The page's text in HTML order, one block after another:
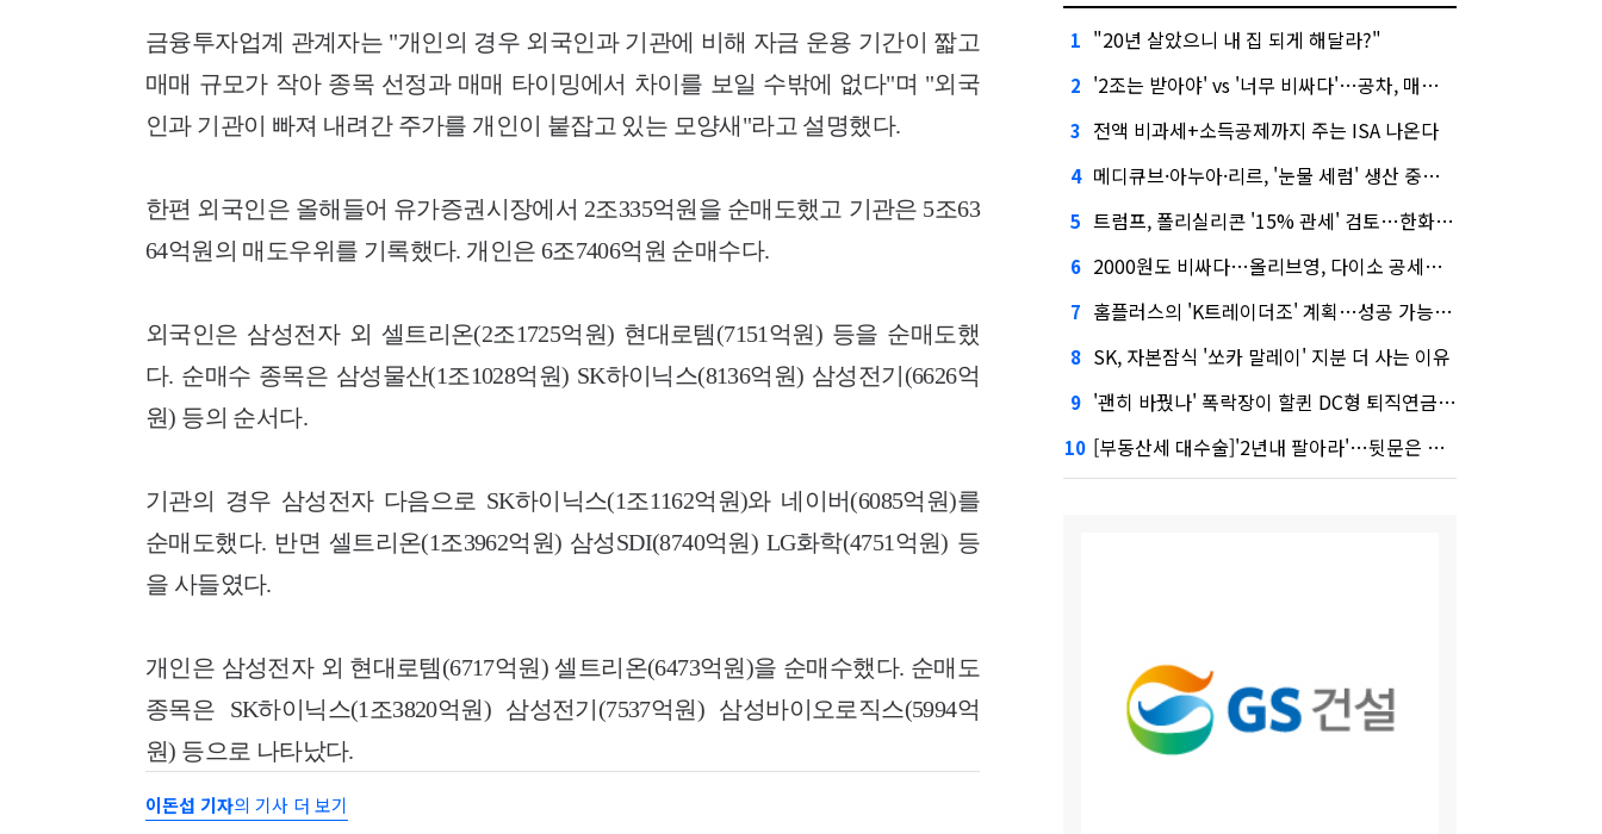
금융투자업계 관계자는 "개인의 경우 외국인과 기관에 비해 자금 운용 기간이 짧고
매매 규모가 작아 종목 선정과 매매 타이밍에서 차이를 보일 수밖에 없다"며 "외국
인과 기관이 빠져 내려간 주가를 개인이 붙잡고 있는 모양새"라고 설명했다.
한편 외국인은 올해들어 유가증권시장에서 2조335억원을 순매도했고 기관은 5조63
64억원의 매도우위를 기록했다. 개인은 6조7406억원 순매수다.
외국인은 삼성전자 외 셀트리온(2조1725억원) 현대로템(7151억원) 등을 순매도했
다. 순매수 종목은 삼성물산(1조1028억원) SK하이닉스(8136억원) 삼성전기(6626억
원) 등의 순서다.
기관의 경우 삼성전자 다음으로 SK하이닉스(1조1162억원)와 네이버(6085억원)를
순매도했다. 반면 셀트리온(1조3962억원) 삼성SDI(8740억원) LG화학(4751억원) 등
을 사들였다.
개인은 삼성전자 외 현대로템(6717억원) 셀트리온(6473억원)을 순매수했다. 순매도
종목은 SK하이닉스(1조3820억원) 삼성전기(7537억원) 삼성바이오로직스(5994억
원) 등으로 나타났다.
이돈섭 기자의 기사 더 보기
1 "20년 살았으니 내 집 되게 해달라?"
2 '2조는 받아야' vs '너무 비싸다'…공차, 매각 성공할까
3 전액 비과세+소득공제까지 주는 ISA 나온다
4 메디큐브·아누아·리르, '눈물 세럼' 생산 중단한다
5 트럼프, 폴리실리콘 '15% 관세' 검토…한화큐셀·OCI 영향은?
6 2000원도 비싸다…올리브영, 다이소 공세에 '가성비'로 맞불
7 홈플러스의 'K트레이더조' 계획…성공 가능성은 '글쎄'
8 SK, 자본잠식 '쏘카 말레이' 지분 더 사는 이유
9 '괜히 바꿨나' 폭락장이 할퀸 DC형 퇴직연금…전문가 조언은
10 [부동산세 대수술]'2년내 팔아라'…뒷문은 열었다